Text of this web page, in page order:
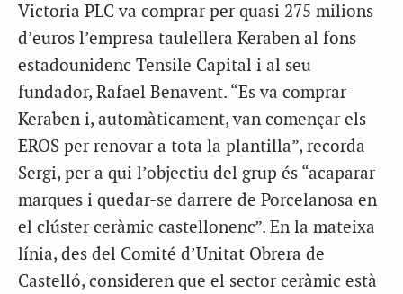
Victoria PLC va comprar per quasi 275 milions
d’euros l’empresa taulellera Keraben al fons
estadounidenc Tensile Capital i al seu
fundador, Rafael Benavent. “Es va comprar
Keraben i, automàticament, van començar els
EROS per renovar a tota la plantilla”, recorda
Sergi, per a qui l’objectiu del grup és “acaparar
marques i quedar-se darrere de Porcelanosa en
el clúster ceràmic castellonenc”. En la mateixa
línia, des del Comité d’Unitat Obrera de
Castelló, consideren que el sector ceràmic està